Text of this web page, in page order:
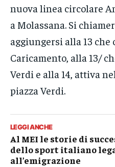
nuova linea circolare
a Molassana. Si
aggiungersi alla 13 che
Caricamento, alla 13/
Verdi e alla 14, attiva
piazza Verdi.
LEGGI ANCHE
Al MEI le storie di
dello sport italiano
all’emigrazione